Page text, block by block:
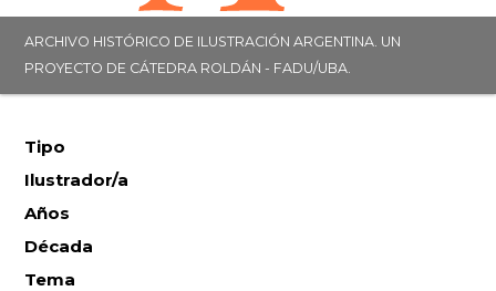
ARCHIVO HISTÓRICO DE ILUSTRACIÓN ARGENTINA. UN
PROYECTO DE CÁTEDRA ROLDÁN - FADU/UBA.
Tipo
Ilustrador/a
Años
Década
Tema